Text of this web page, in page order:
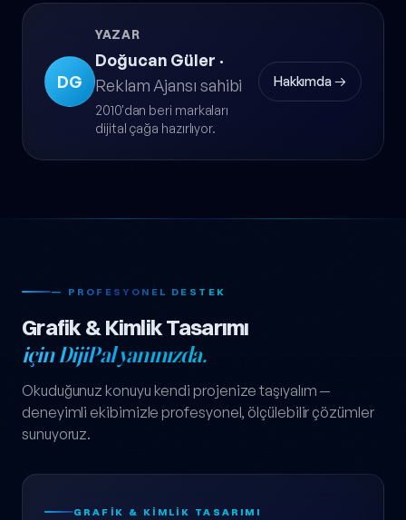
DG
YAZAR
Doğucan Güler ·
Reklam Ajansı sahibi
2010'dan beri markaları
dijital çağa hazırlıyor.
Hakkımda →
— PROFESYONEL DESTEK
Grafik & Kimlik Tasarımı
için DijiPal yanınızda.
Okuduğunuz konuyu kendi projenize taşıyalım —
deneyimli ekibimizle profesyonel, ölçülebilir çözümler
sunuyoruz.
GRAFIK & KIMLIK TASARIMI